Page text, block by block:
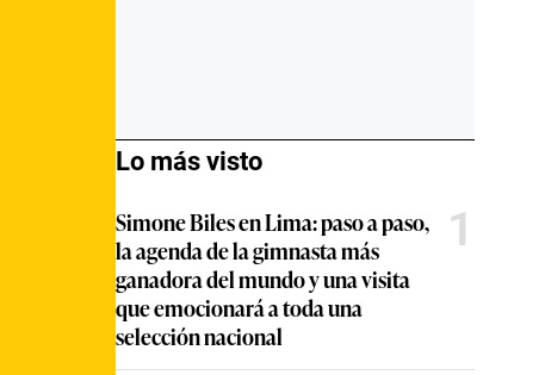
Lo más visto
Simone Biles en Lima: paso a paso,
la agenda de la gimnasta más
ganadora del mundo y una visita
que emocionará a toda una
selección nacional
1